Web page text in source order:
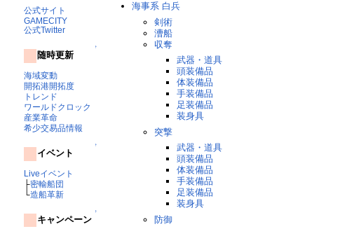
公式サイト
GAMECITY
公式Twitter
↑
随時更新
海域変動
開拓港開拓度
トレンド
ワールドクロック
産業革命
希少交易品情報
↑
イベント
Liveイベント
├密輸船団
└造船革新
↑
キャンペーン
海事系 白兵
剣術
漕船
収奪
武器・道具
頭装備品
体装備品
手装備品
足装備品
装身具
突撃
武器・道具
頭装備品
体装備品
手装備品
足装備品
装身具
防御